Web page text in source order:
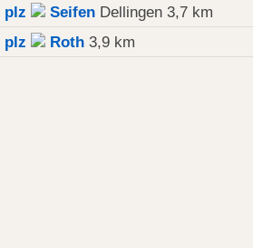
plz
Seifen Dellingen 3,7 km
plz
Roth 3,9 km